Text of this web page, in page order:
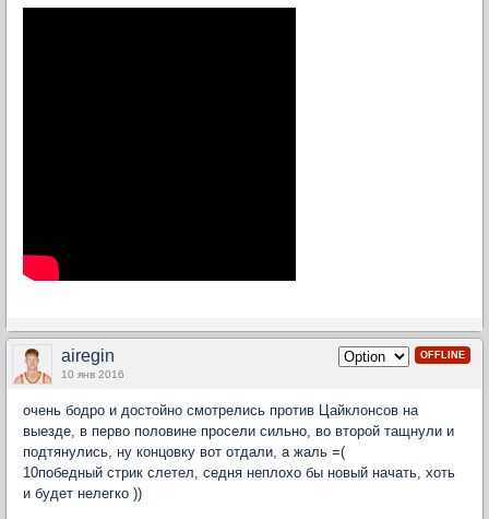
OFFLINE
airegin
10 янв 2016
очень бодро и достойно смотрелись против Цайклонсов на
выезде, в перво половине просели сильно, во второй тащнули и
подтянулись, ну концовку вот отдали, а жаль =(
10победный стрик слетел, седня неплохо бы новый начать, хоть
и будет нелегко ))